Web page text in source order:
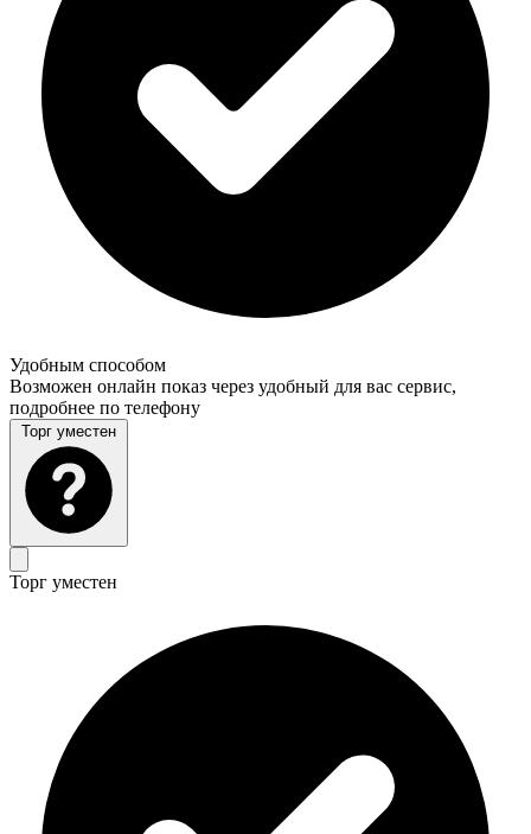
Удобным способом
Возможен онлайн показ через удобный для вас сервис,
подробнее по телефону
Торг уместен
Торг уместен